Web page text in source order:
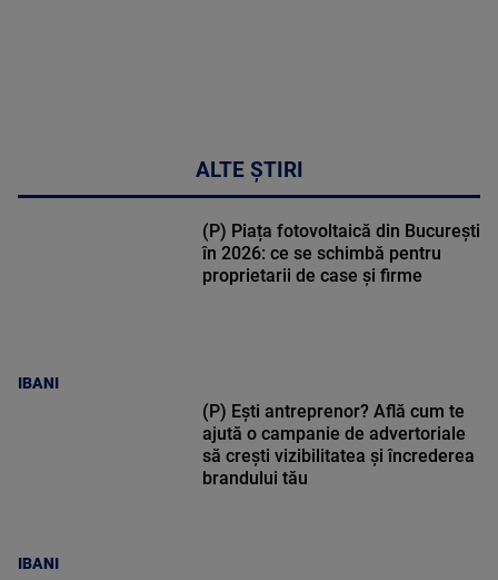
ALTE ȘTIRI
IBANI
(P) Piața fotovoltaică din București
în 2026: ce se schimbă pentru
proprietarii de case și firme
IBANI
(P) Ești antreprenor? Află cum te
ajută o campanie de advertoriale
să crești vizibilitatea și încrederea
brandului tău